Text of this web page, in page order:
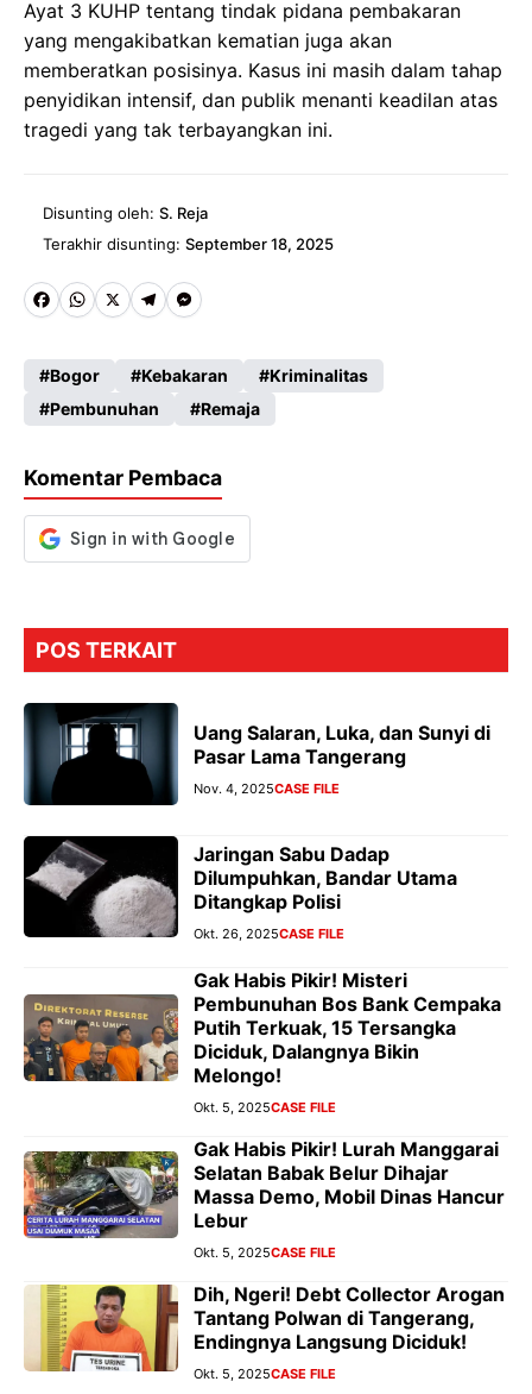
Ayat 3 KUHP tentang tindak pidana pembakaran
yang mengakibatkan kematian juga akan
memberatkan posisinya. Kasus ini masih dalam tahap
penyidikan intensif, dan publik menanti keadilan atas
tragedi yang tak terbayangkan ini.
Disunting oleh: S. Reja
Terakhir disunting: September 18, 2025
Fa
b
o
k
W
ts
A
p
X
Te
gr
a
M
se
n
er
Bogor Kebakaran
Kriminalitas
Pembunuhan
Remaja
Komentar Pembaca
POS TERKAIT
Uang Salaran, Luka, dan Sunyi di
Pasar Lama Tangerang
Nov. 4, 2025CASE FILE
Jaringan Sabu Dadap
Dilumpuhkan, Bandar Utama
Ditangkap Polisi
Okt. 26, 2025CASE FILE
Gak Habis Pikir! Misteri
Pembunuhan Bos Bank Cempaka
Putih Terkuak, 15 Tersangka
Diciduk, Dalangnya Bikin
Melongo!
Okt. 5, 2025CASE FILE
Gak Habis Pikir! Lurah Manggarai
Selatan Babak Belur Dihajar
Massa Demo, Mobil Dinas Hancur
Lebur
Okt. 5, 2025CASE FILE
Dih, Ngeri! Debt Collector Arogan
Tantang Polwan di Tangerang,
Endingnya Langsung Diciduk!
Okt. 5, 2025CASE FILE